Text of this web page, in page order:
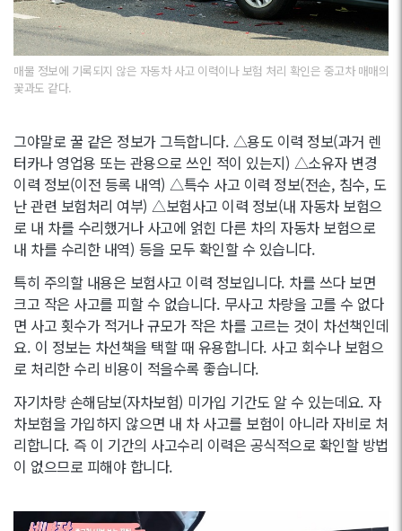
매물 정보에 기록되지 않은 자동차 사고 이력이나 보험 처리 확인은 중고차 매매의
꽃과도 같다.
그야말로 꿀 같은 정보가 그득합니다. △용도 이력 정보(과거 렌
터카나 영업용 또는 관용으로 쓰인 적이 있는지) △소유자 변경
이력 정보(이전 등록 내역) △특수 사고 이력 정보(전손, 침수, 도
난 관련 보험처리 여부) △보험사고 이력 정보(내 자동차 보험으
로 내 차를 수리했거나 사고에 얽힌 다른 차의 자동차 보험으로
내 차를 수리한 내역) 등을 모두 확인할 수 있습니다.
특히 주의할 내용은 보험사고 이력 정보입니다. 차를 쓰다 보면
크고 작은 사고를 피할 수 없습니다. 무사고 차량을 고를 수 없다
면 사고 횟수가 적거나 규모가 작은 차를 고르는 것이 차선책인데
요. 이 정보는 차선책을 택할 때 유용합니다. 사고 회수나 보험으
로 처리한 수리 비용이 적을수록 좋습니다.
자기차량 손해담보(자차보험) 미가입 기간도 알 수 있는데요. 자
차보험을 가입하지 않으면 내 차 사고를 보험이 아니라 자비로 처
리합니다. 즉 이 기간의 사고수리 이력은 공식적으로 확인할 방법
이 없으므로 피해야 합니다.